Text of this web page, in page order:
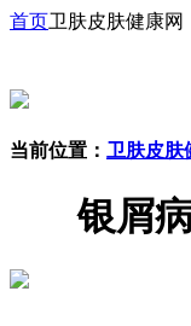
首页卫肤皮肤健康网
当前位置： 卫肤皮肤
银屑